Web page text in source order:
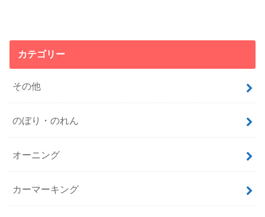
カテゴリー
その他
のぼり・のれん
オーニング
カーマーキング